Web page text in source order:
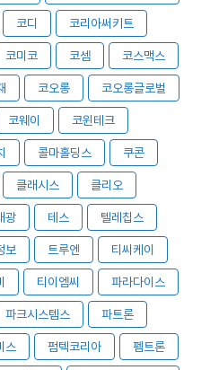
코디 코리아써키트
코미코 코셈 코스맥스
코오롱 코오롱글로벌
코웨이 코윈테크
콜마홀딩스 쿠콘
클래시스 클리오
광 테스 텔레칩스
보 트루엔 티씨케이
티이엠씨 파라다이스
파크시스템스 파트론
스 펌텍코리아 펨트론